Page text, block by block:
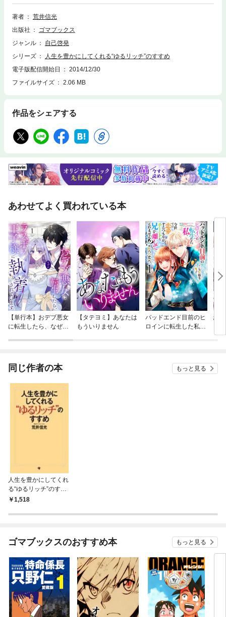
生活に疑問を感じている方起業したいけれど、一人でできるのか…と不安
を抱いている方仕事第一の生活なのに成果がついてこない…とお悩みの方
著者
荒井信光
出版社
ゴマブックス
ジャンル
自己啓発
シリーズ
人生を豊かにしてくれる“ゆるリッチ”のすすめ
電子版配信開始日
2014/12/30
ファイルサイズ
2.06 MB
作品をシェアする
あわせてよく買われている本
【単行本】おデブ悪女
に転生したら、なぜか
【タテヨミ】あなたは
もういりません
バッドエンド目前のヒ
ロインに転生した私、
結
同じ作者の本 もっと見る
人生を豊かにしてくれ
る“ゆるリッチ”のすす
め1,518
ゴマブックスのおすすめ本 もっと見る